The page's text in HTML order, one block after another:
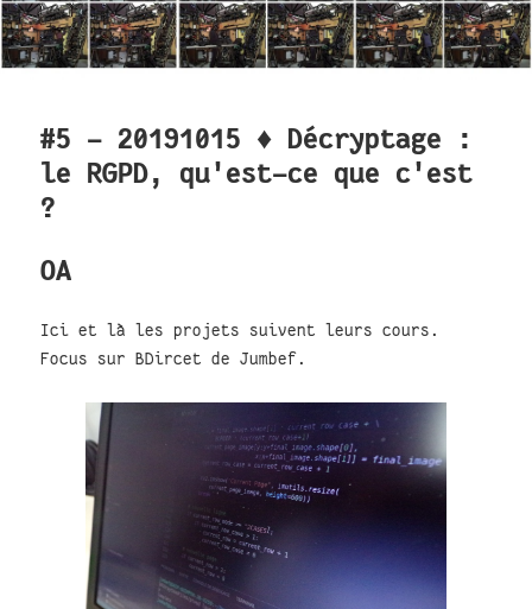
#5 - 20191015 ♦ Décryptage :
le RGPD, qu'est-ce que c'est
?
OA
Ici et là les projets suivent leurs cours.
Focus sur BDircet de Jumbef.